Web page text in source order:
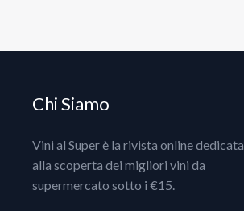
Chi Siamo
Vini al Super è la rivista online dedicata
alla scoperta dei migliori vini da
supermercato sotto i €15.